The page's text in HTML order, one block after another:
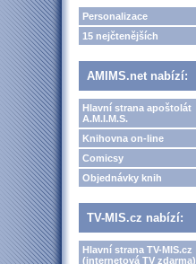
Personalizace
15 nejčtenějších
AMIMS.net nabízí:
Hlavní strana apoštolát
A.M.I.M.S.
Knihovna on-line
Comicsy
Objednávky knih
TV-MIS.cz nabízí:
Hlavní strana TV-MIS.cz
(internetová TV zdarma)